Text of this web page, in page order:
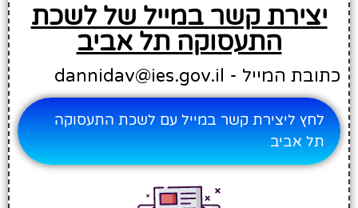
יצירת קשר במייל של לשכת
התעסוקה תל אביב
כתובת המייל - dannidav@ies.gov.il
לחץ ליצירת קשר במייל עם לשכת התעסוקה
תל אביב